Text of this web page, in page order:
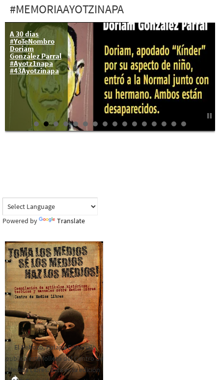
#MEMORIAAYOTZINAPA
A 30 días
#YoTeNombro
Doriam
González Parral
#Ayotz1napa
#43Ayotzinapa
Powered by Translate
El Rebozo, Palapa Editorial,
publica este folleto del Centro de
Medios Libres. Esta es la edición